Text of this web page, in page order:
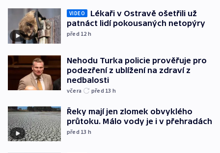
VIDEO
Lékaři v Ostravě ošetřili už
patnáct lidí pokousaných netopýry
před 12 h
Nehodu Turka policie prověřuje pro
podezření z ublížení na zdraví z
nedbalosti
včera před 13 h
Řeky mají jen zlomek obvyklého
průtoku. Málo vody je i v přehradách
před 13 h